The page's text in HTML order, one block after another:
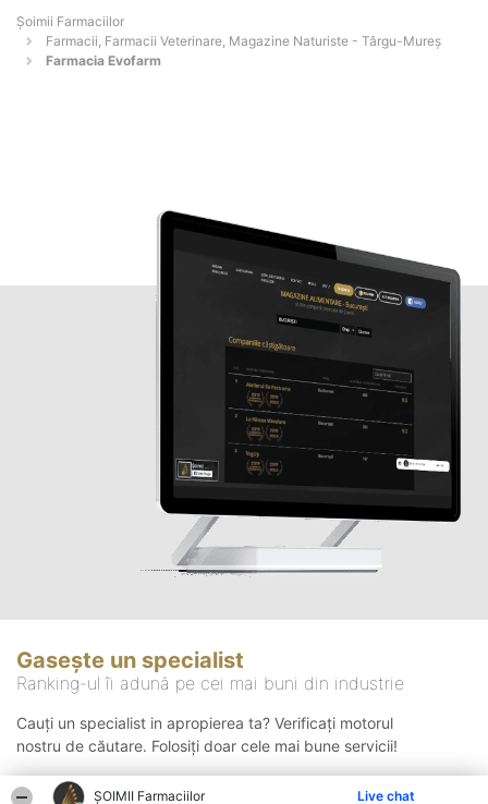
ŞOIMII Farmaciilor Live chat
Şoimii Farmaciilor
Farmacii, Farmacii Veterinare, Magazine Naturiste - Târgu-Mureş
Farmacia Evofarm
Gasește un specialist
Ranking-ul îi adună pe cei mai buni din industrie
Cauți un specialist in apropierea ta? Verificați motorul
nostru de căutare. Folosiți doar cele mai bune servicii!